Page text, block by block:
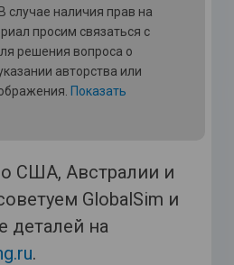
случае наличия прав на
просим связаться с
решения вопроса о
авторства или
Показать
США, Австралии и
GlobalSim и
деталей на
.